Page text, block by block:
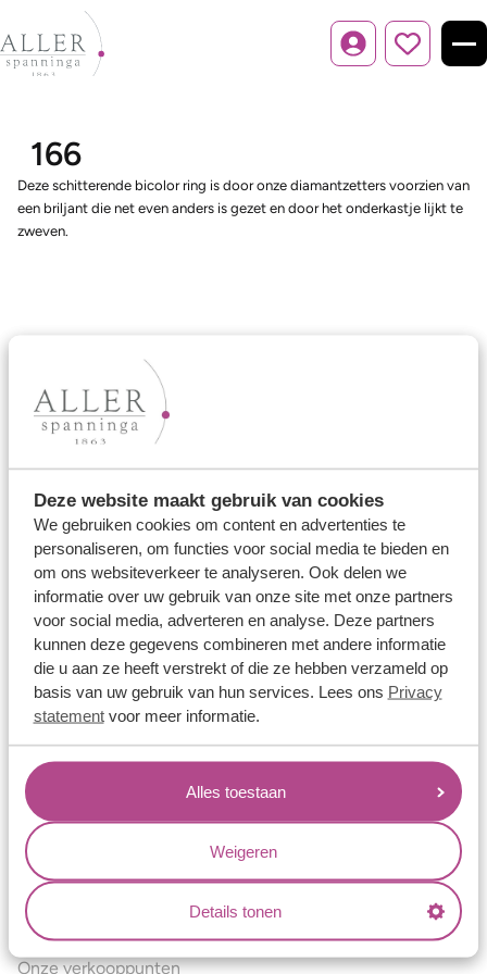
Deze website maakt gebruik van cookies
We gebruiken cookies om content en advertenties te
personaliseren, om functies voor social media te bieden en
om ons websiteverkeer te analyseren. Ook delen we
informatie over uw gebruik van onze site met onze partners
voor social media, adverteren en analyse. Deze partners
kunnen deze gegevens combineren met andere informatie
die u aan ze heeft verstrekt of die ze hebben verzameld op
basis van uw gebruik van hun services. Lees ons Privacy
statementvoor meer informatie.
Alles toestaan
Weigeren
Details tonen
Inloggen
166
Deze schitterende bicolor ring is door onze diamantzetters voorzien van
een briljant die net even anders is gezet en door het onderkastje lijkt te
zweven.
Ons aanbod
Trouwringen
Verlovingsringen
Vriendschapsringen
Over ons
Aller Spanninga
Historie
Certificaten
Blogs
Jouw voordelen
Conflictvrije Materialen
Oneindig veel mogelijkheden
Kwaliteit
Juweliers & Contact
Onze verkooppunten